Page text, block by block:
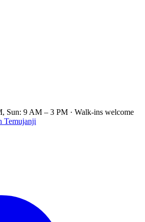
Sun: 9 AM – 3 PM · Walk-ins welcome
Temujanji